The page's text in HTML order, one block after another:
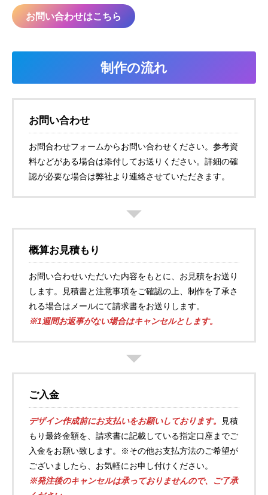
お問い合わせはこちら
制作の流れ
お問い合わせ
お問合わせフォームからお問い合わせください。参考資
料などがある場合は添付してお送りください。詳細の確
認が必要な場合は弊社より連絡させていただきます。
概算お見積もり
お問い合わせいただいた内容をもとに、お見積をお送り
します。見積書と注意事項をご確認の上、制作を了承さ
れる場合はメールにて請求書をお送りします。
※1週間お返事がない場合はキャンセルとします。
ご入金
デザイン作成前にお支払いをお願いしております。
見積
もり最終金額を、請求書に記載している指定口座までご
入金をお願い致します。※その他お支払方法のご希望が
ございましたら、お気軽にお申し付けください。
※発注後のキャンセルは承っておりませんので、ご了承